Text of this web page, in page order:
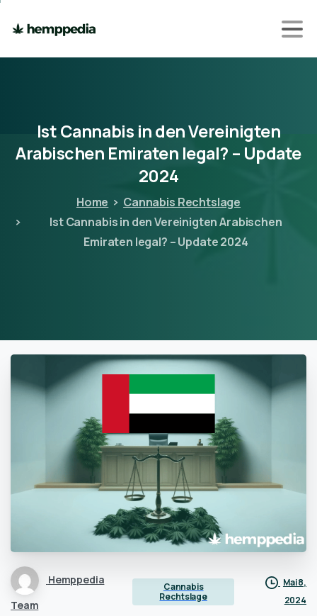
IstCannabis indenVereinigten
Arabischen Emiraten legal? – Update
2024
Home
Cannabis Rechtslage
Ist Cannabis in den Vereinigten Arabischen
Emiraten legal? – Update 2024
Hemppedia
Team
Cannabis
Rechtslage
Mai 8,
2024